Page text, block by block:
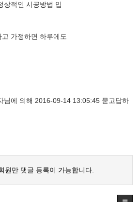
상적인 시공방법 입
가정하면 하루에도
님에 의해 2016-09-14 13:05:45 묻고답하
원만 댓글 등록이 가능합니다.